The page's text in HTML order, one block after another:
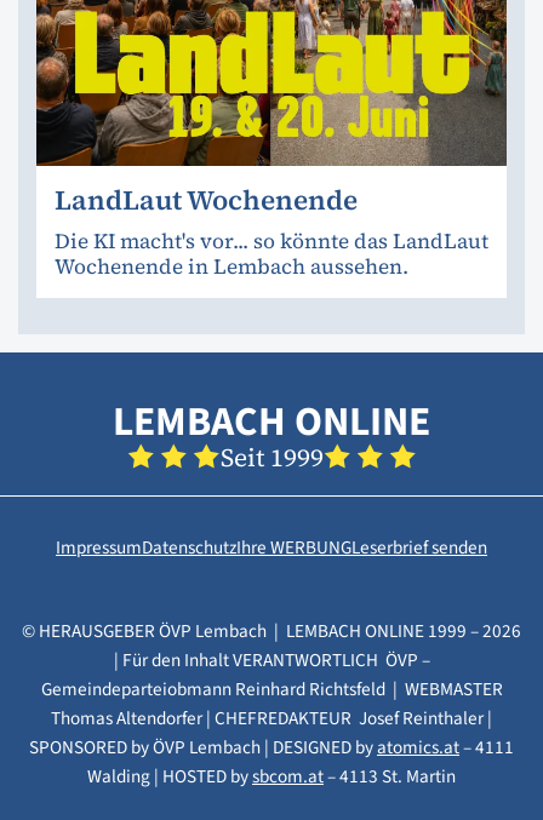
LandLaut Wochenende
Die KI macht's vor... so könnte das LandLaut
Wochenende in Lembach aussehen.
LEMBACH ONLINE
Seit 1999
ImpressumDatenschutzIhre WERBUNGLeserbrief senden
© HERAUSGEBER ÖVP Lembach | LEMBACH ONLINE 1999 – 2026
| Für den Inhalt VERANTWORTLICH ÖVP –
Gemeindeparteiobmann Reinhard Richtsfeld | WEBMASTER
Thomas Altendorfer | CHEFREDAKTEUR Josef Reinthaler |
SPONSORED by ÖVP Lembach | DESIGNED byatomics.at– 4111
Walding | HOSTED bysbcom.at– 4113 St. Martin